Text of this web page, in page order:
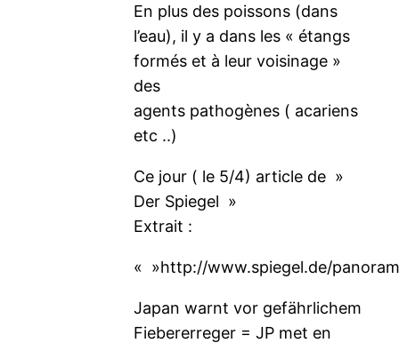
En plus des poissons (dans
l’eau), il y a dans les « étangs
formés et à leur voisinage »
des
agents pathogènes ( acariens
etc ..)
Ce jour ( le 5/4) article de »
Der Spiegel »
Extrait :
« »http://www.spiegel.de/
Japan warnt vor gefährlichem
Fiebererreger = JP met en